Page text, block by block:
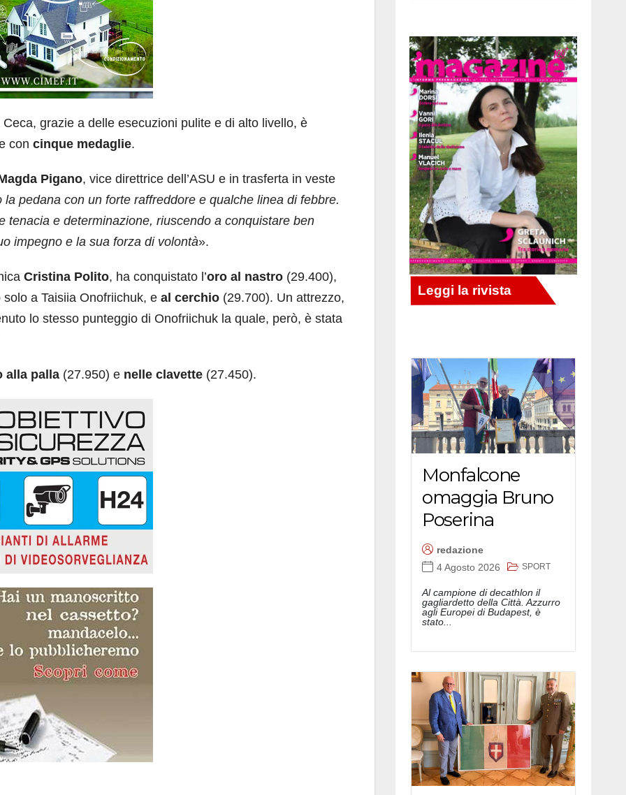
grazie a delle esecuzioni pulite e di alto livello, è
con cinque medaglie.
Pigano, vice direttrice dell’ASU e in trasferta in veste
la pedana con un forte raffreddore e qualche linea di febbre.
tenacia e determinazione, riuscendo a conquistare ben
impegno e la sua forza di volontà».
Cristina Polito, ha conquistato l’oro al nastro (29.400),
a Taisiia Onofriichuk, e al cerchio (29.700). Un attrezzo,
lo stesso punteggio di Onofriichuk la quale, però, è stata
alla palla (27.950) e nelle clavette (27.450).
Monfalcone
omaggia Bruno
Poserina
redazione
4 Agosto 2026
SPORT
Al campione di decathlon il
gagliardetto della Città. Azzurro
agli Europei di Budapest, è
stato...